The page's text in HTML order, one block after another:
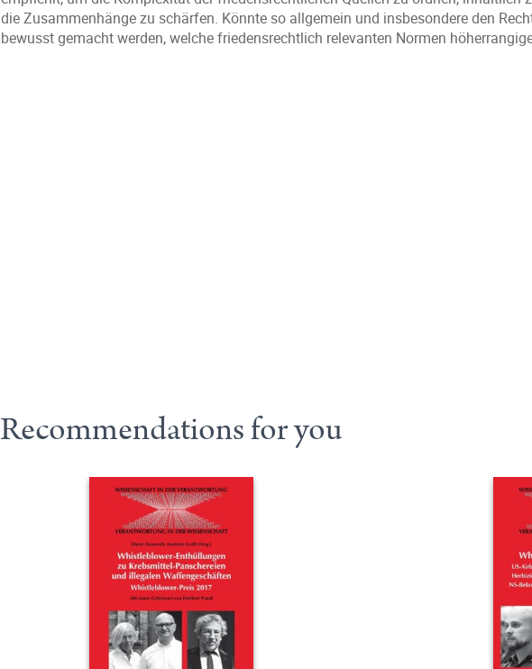
die Zusammenhänge zu schärfen. Könnte so allgemein und insbesondere den
bewusst gemacht werden, welche friedensrechtlich relevanten Normen
Recommendations for you